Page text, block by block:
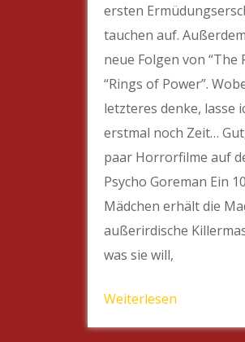
ersten
tauchen auf.
neue Folgen von “The
“Rings of Power”.
letzteres denke, lasse
erstmal noch Zeit…
paar Horrorfilme auf
Psycho Goreman Ein
Mädchen erhält die
außerirdische
was sie will,
Weiterlesen